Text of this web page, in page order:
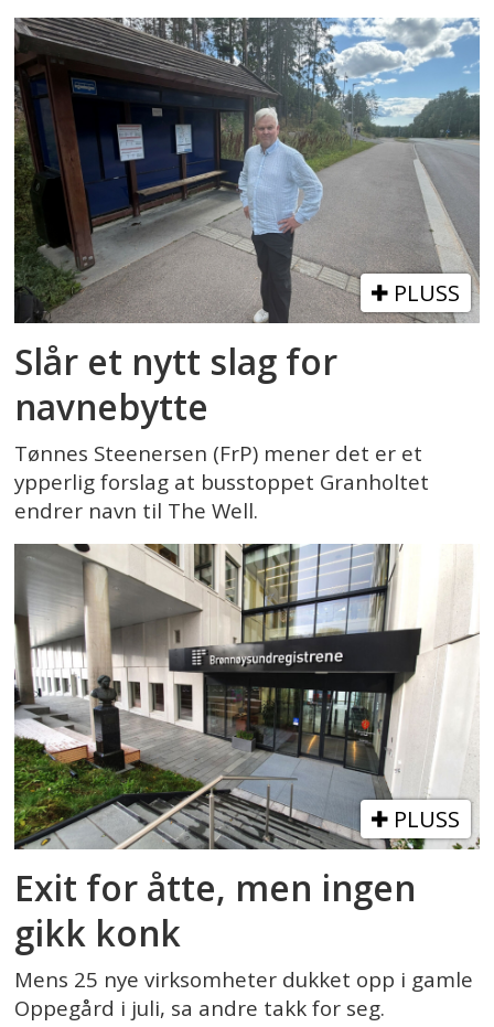
PLUSS
Slår et nytt slag for
navnebytte
Tønnes Steenersen (FrP) mener det er et
ypperlig forslag at busstoppet Granholtet
endrer navn til The Well.
PLUSS
Exit for åtte, men ingen
gikk konk
Mens 25 nye virksomheter dukket opp i gamle
Oppegård i juli, sa andre takk for seg.